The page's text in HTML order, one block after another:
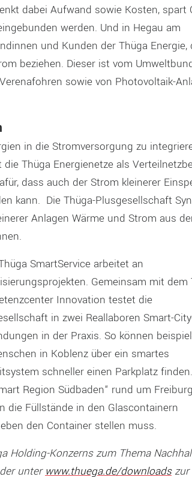
dabei Aufwand sowie Kosten, spart
werden. Und in Hegau am
und Kunden der Thüga Energie,
beziehen. Dieser ist vom
sowie von Photovoltaik-
in die Stromversorgung zu
Thüga Energienetze als
dass auch der Strom kleinerer
kann. Die Thüga-Plusgesellschaft
Anlagen Wärme und Strom aus
SmartService arbeitet an
Gemeinsam mit dem
Innovation testet die
in zwei Reallaboren Smart-
in der Praxis. So können
in Koblenz über ein smartes
schneller einen Parkplatz
Region Südbaden“ rund um
die Füllstände in den Glascontainern
den Container stellen muss.
Holding-Konzerns zum Thema
unterwww.thuega.de/downloadszur